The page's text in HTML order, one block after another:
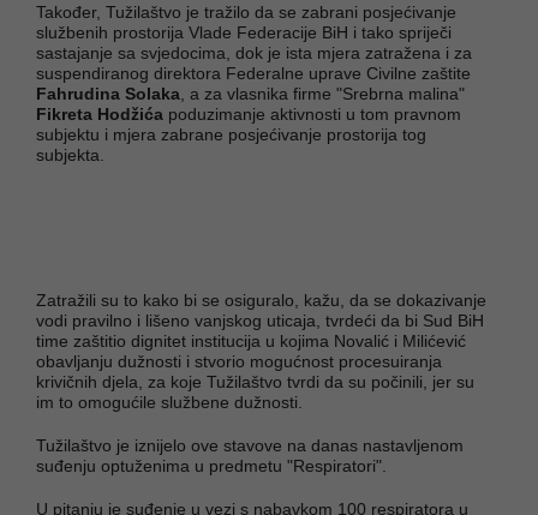
Također, Tužilaštvo je tražilo da se zabrani posjećivanje
službenih prostorija Vlade Federacije BiH i tako spriječi
sastajanje sa svjedocima, dok je ista mjera zatražena i za
suspendiranog direktora Federalne uprave Civilne zaštite
Fahrudina Solaka , a za vlasnika firme "Srebrna malina"
Fikreta Hodžića poduzimanje aktivnosti u tom pravnom
subjektu i mjera zabrane posjećivanje prostorija tog
subjekta.
Zatražili su to kako bi se osiguralo, kažu, da se dokazivanje
vodi pravilno i lišeno vanjskog uticaja, tvrdeći da bi Sud BiH
time zaštitio dignitet institucija u kojima Novalić i Milićević
obavljanju dužnosti i stvorio mogućnost procesuiranja
krivičnih djela, za koje Tužilaštvo tvrdi da su počinili, jer su
im to omogućile službene dužnosti.
Tužilaštvo je iznijelo ove stavove na danas nastavljenom
suđenju optuženima u predmetu "Respiratori".
U pitanju je suđenje u vezi s nabavkom 100 respiratora u